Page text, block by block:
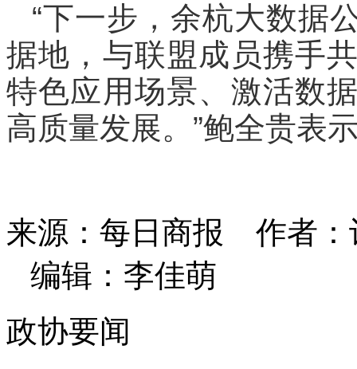
“下一步，余杭大数据
据地，与联盟成员携手
特色应用场景、激活数
高质量发展。”鲍全贵表
来源：每日商报 作者
编辑：李佳萌
政协要闻